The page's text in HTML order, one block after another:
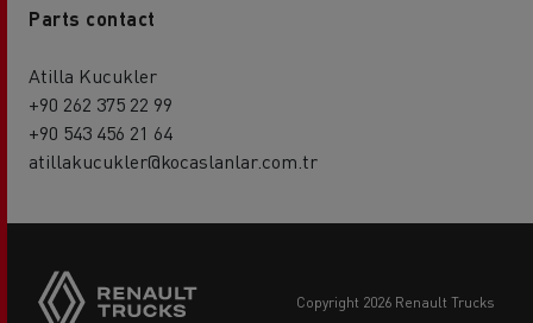
Parts contact
Atilla Kucukler
+90 262 375 22 99
+90 543 456 21 64
atillakucukler@kocaslanlar.com.tr
copyright 2026 Renault Trucks